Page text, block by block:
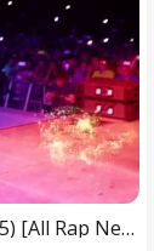
LIVE: Guf - Мысли вслух (Москва, 03.07.15) [All Rap News]